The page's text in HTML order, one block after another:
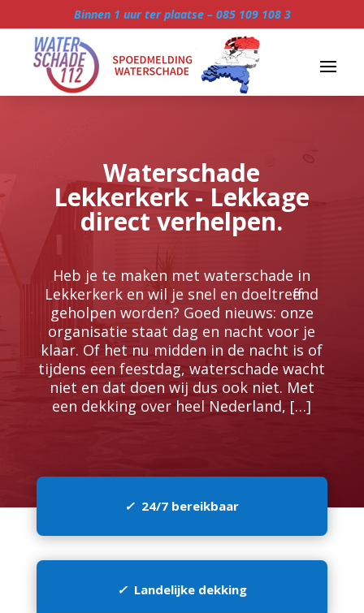
Binnen 1 uur ter plaatse – 085 109 108 3
Waterschade
Lekkerkerk - Lekkage
direct verhelpen.
Heb je te maken met waterschade in
Lekkerkerk en wil je snel en doeltreffend
geholpen worden? Goed nieuws: onze
organisatie staat dag en nacht voor je
klaar.​ Of het nu midden in de nacht is of
tijdens een feestdag, waterschade wacht
niet en dat doen wij dus ook niet.​ Met
een dekking over heel Nederland, […]
✓ 24/7 bereikbaar
✓ Landelijke dekking